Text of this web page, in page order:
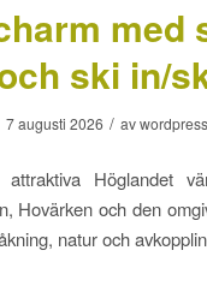
med
ski in/
7 augusti 2026 / av
Höglandet
Hovärken och den
natur och